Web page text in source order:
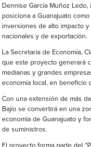
Dennise García Muñoz
posiciona a Guanajuato
inversiones de alto impacto
nacionales y de exportación.
La Secretaria de Economía,
que este proyecto generará
medianas y grandes
economía local, en beneficio
Con una extensión de más
Bajío se convertirá en una
economía de Guanajuato y
de suministros.
El proyecto forma parte del